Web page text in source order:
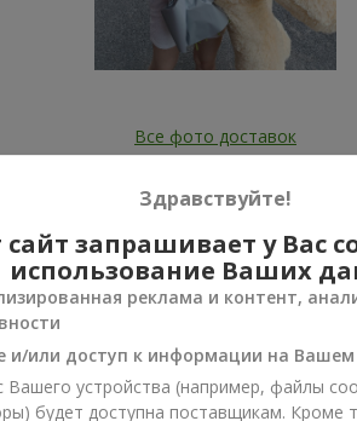
Все фото доставок
Здравствуйте!
сайт запрашивает у Вас
использование Ваших
реклама и контент,
и/или доступ к информации на Вашем
устройства (например, файлы
будет доступна поставщикам. Кроме